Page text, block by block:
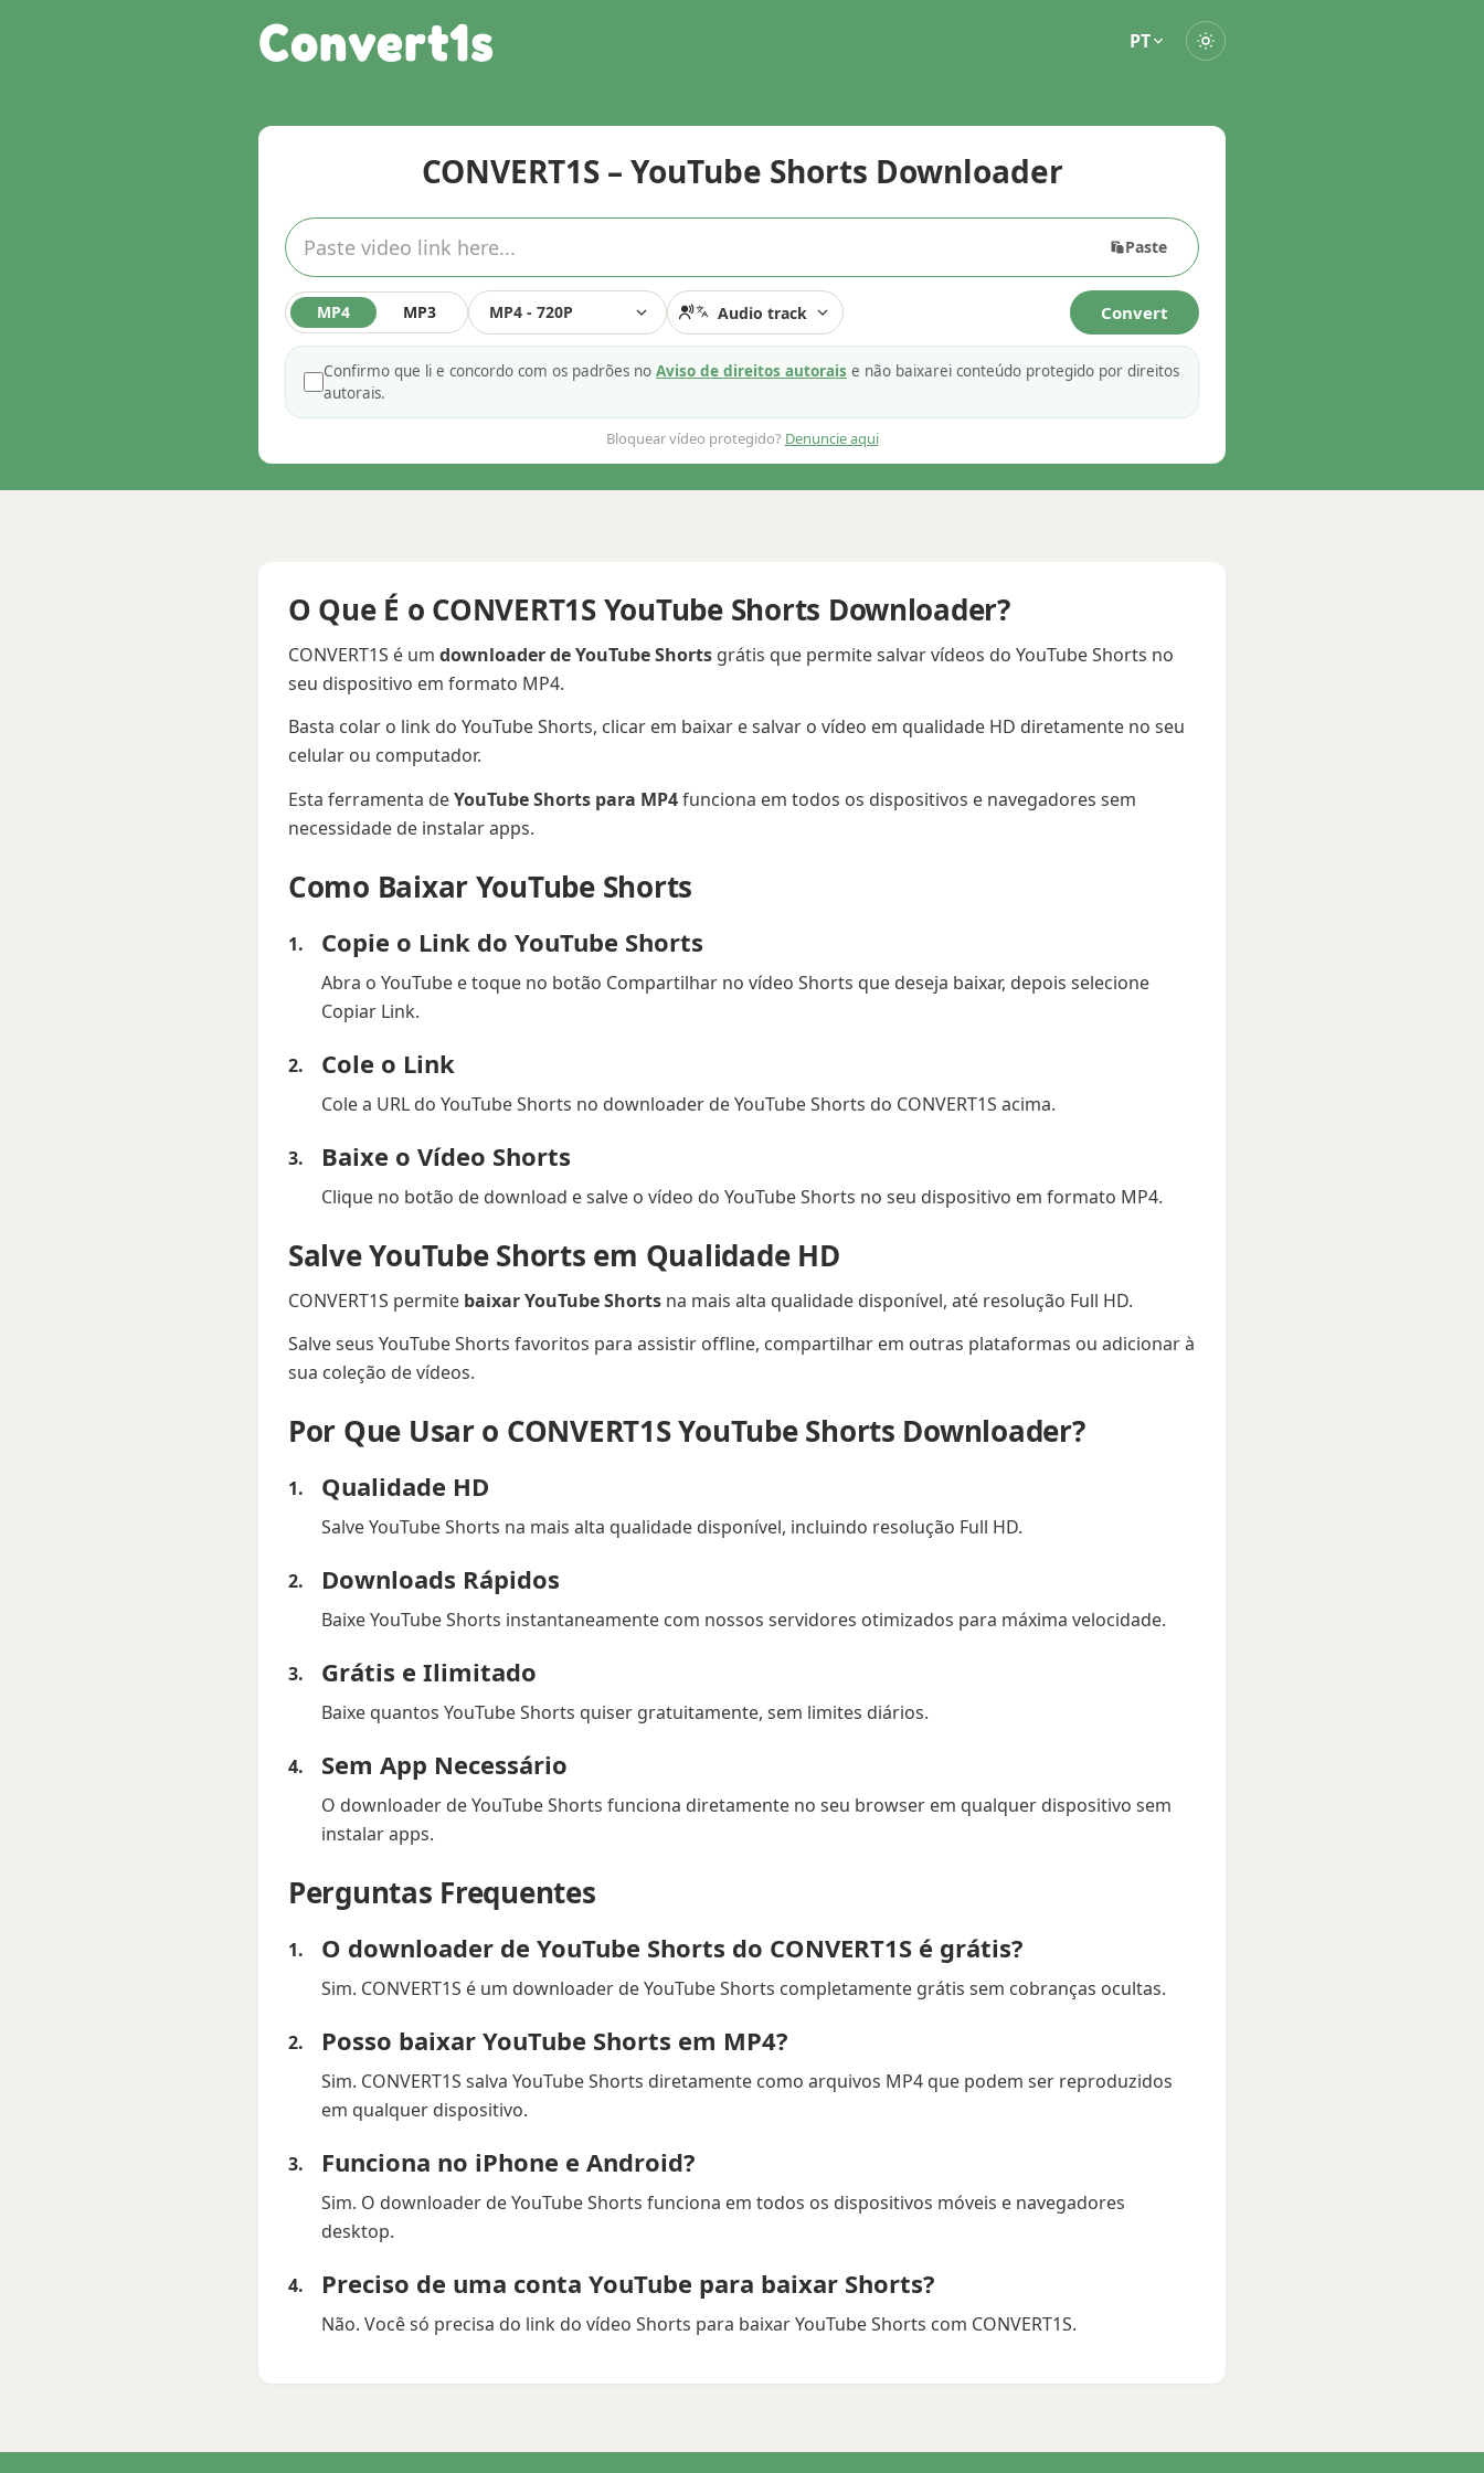
Convert1s PT
CONVERT1S – YouTube Shorts Downloader
Paste
MP4 MP3 MP4 - 720P Audio track Convert
Confirmo que li e concordo com os padrões no Aviso de direitos autorais e não baixarei conteúdo protegido por direitos
autorais.
Bloquear vídeo protegido? Denuncie aqui
O Que É o CONVERT1S YouTube Shorts Downloader?
CONVERT1S é um downloader de YouTube Shortsgrátis que permite salvar vídeos do YouTube Shorts no
seu dispositivo em formato MP4.
Basta colar o link do YouTube Shorts, clicar em baixar e salvar o vídeo em qualidade HD diretamente no seu
celular ou computador.
Esta ferramenta deYouTube Shorts para MP4funciona em todos os dispositivos e navegadores sem
necessidade de instalar apps.
Como Baixar YouTube Shorts
Copie o Link do YouTube Shorts
Abra o YouTube e toque no botão Compartilhar no vídeo Shorts que deseja baixar, depois selecione
Copiar Link.
Cole o Link
Cole a URL do YouTube Shorts no downloader de YouTube Shorts do CONVERT1S acima.
Baixe o Vídeo Shorts
Clique no botão de download e salve o vídeo do YouTube Shorts no seu dispositivo em formato MP4.
Salve YouTube Shorts em Qualidade HD
CONVERT1S permite baixar YouTube Shortsna mais alta qualidade disponível, até resolução Full HD.
Salve seus YouTube Shorts favoritos para assistir offline, compartilhar em outras plataformas ou adicionar à
sua coleção de vídeos.
Por Que Usar o CONVERT1S YouTube Shorts Downloader?
Qualidade HD
Salve YouTube Shorts na mais alta qualidade disponível, incluindo resolução Full HD.
Downloads Rápidos
Baixe YouTube Shorts instantaneamente com nossos servidores otimizados para máxima velocidade.
Grátis e Ilimitado
Baixe quantos YouTube Shorts quiser gratuitamente, sem limites diários.
Sem App Necessário
O downloader de YouTube Shorts funciona diretamente no seu browser em qualquer dispositivo sem
instalar apps.
Perguntas Frequentes
O downloader de YouTube Shorts do CONVERT1S é grátis?
Sim. CONVERT1S é um downloader de YouTube Shorts completamente grátis sem cobranças ocultas.
Posso baixar YouTube Shorts em MP4?
Sim. CONVERT1S salva YouTube Shorts diretamente como arquivos MP4 que podem ser reproduzidos
em qualquer dispositivo.
Funciona no iPhone e Android?
Sim. O downloader de YouTube Shorts funciona em todos os dispositivos móveis e navegadores
desktop.
Preciso de uma conta YouTube para baixar Shorts?
Não. Você só precisa do link do vídeo Shorts para baixar YouTube Shorts com CONVERT1S.